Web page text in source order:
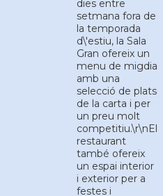
dies entre
setmana fora de
la temporada
d\'estiu, la Sala
Gran ofereix un
menu de migdia
amb una
selecció de plats
de la carta i per
un preu molt
competitiu.\r\nEl
restaurant
també ofereix
un espai interior
i exterior per a
festes i